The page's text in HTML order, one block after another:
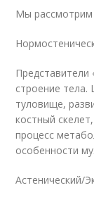
Мы рассмотрим
Представители
строение
туловище,
костный
процесс
особенности
Астенический/